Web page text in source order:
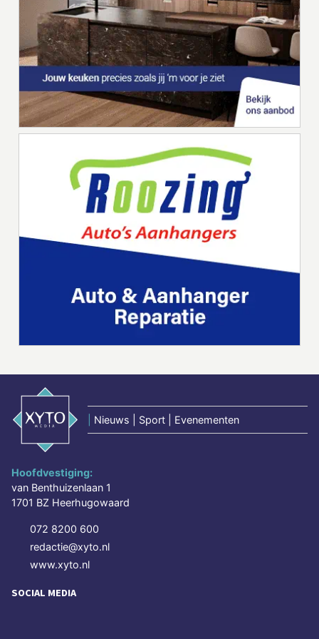
Nieuws | Sport | Evenementen
Hoofdvestiging:
van Benthuizenlaan 1
1701 BZ Heerhugowaard
072 8200 600
redactie@xyto.nl
www.xyto.nl
SOCIAL MEDIA